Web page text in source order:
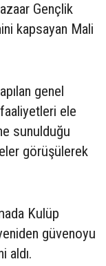
Gençlik
kapsayan Mali
genel
ele
sunulduğu
görüşülerek
Kulüp
güvenoyu
aldı.